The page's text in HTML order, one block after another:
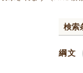
検索
綱文